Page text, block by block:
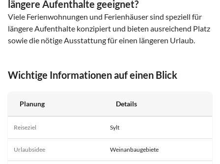
längere Aufenthalte geeignet?
Viele Ferienwohnungen und Ferienhäuser sind speziell für
längere Aufenthalte konzipiert und bieten ausreichend Platz
sowie die nötige Ausstattung für einen längeren Urlaub.
Wichtige Informationen auf einen Blick
Planung Details
Reiseziel Sylt
Urlaubsidee Weinanbaugebiete